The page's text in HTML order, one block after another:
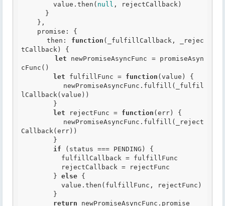
        value.then(
null , rejectCallback)
      then:
function (_fulfillCallback, _rejec
tCallback)
{
let newPromiseAsyncFunc = promiseAsyn
cFunc()
let fulfillFunc = function (value)
{
lCallback(value))
let rejectFunc = function (err)
{
Callback(err))
if (status === PENDING) {
        }
else {
return newPromiseAsyncFunc.promise